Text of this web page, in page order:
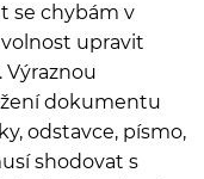
se chybám v
upravit
dokumentu
odstavce, písmo,
shodovat s